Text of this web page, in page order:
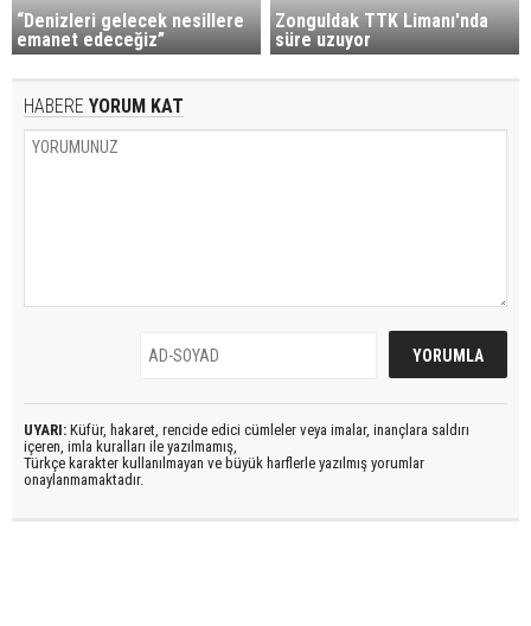
“Denizleri gelecek nesillere
emanet edeceğiz”
Zonguldak TTK Limanı'nda
süre uzuyor
HABERE YORUM KAT
UYARI: Küfür, hakaret, rencide edici cümleler veya imalar, inançlara saldırı
içeren, imla kuralları ile yazılmamış,
Türkçe karakter kullanılmayan ve büyük harflerle yazılmış yorumlar
onaylanmamaktadır.